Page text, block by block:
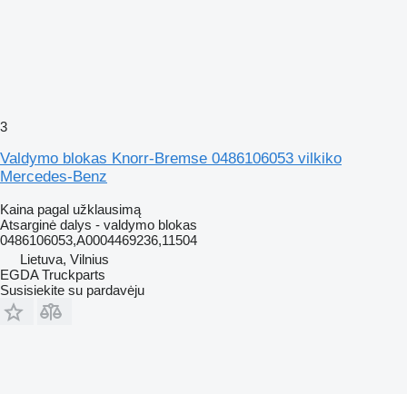
3
Valdymo blokas Knorr-Bremse 0486106053 vilkiko
Mercedes-Benz
Kaina pagal užklausimą
Atsarginė dalys - valdymo blokas
0486106053,A0004469236,11504
Lietuva, Vilnius
EGDA Truckparts
Susisiekite su pardavėju